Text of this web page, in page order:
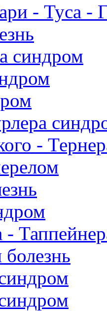
- Туса -
синдром
-